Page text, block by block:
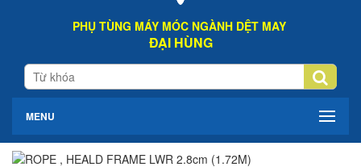
PHỤ TÙNG MÁY MÓC NGÀNH DỆT MAY
ĐẠI HÙNG
MENU